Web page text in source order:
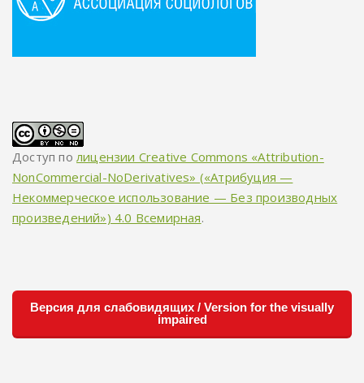
Доступ полицензии Creative Commons «Attribution-
NonCommercial-NoDerivatives» («Атрибуция —
Некоммерческое использование — Без производных
произведений») 4.0 Всемирная.
Версия для слабовидящих / Version for the visually
impaired